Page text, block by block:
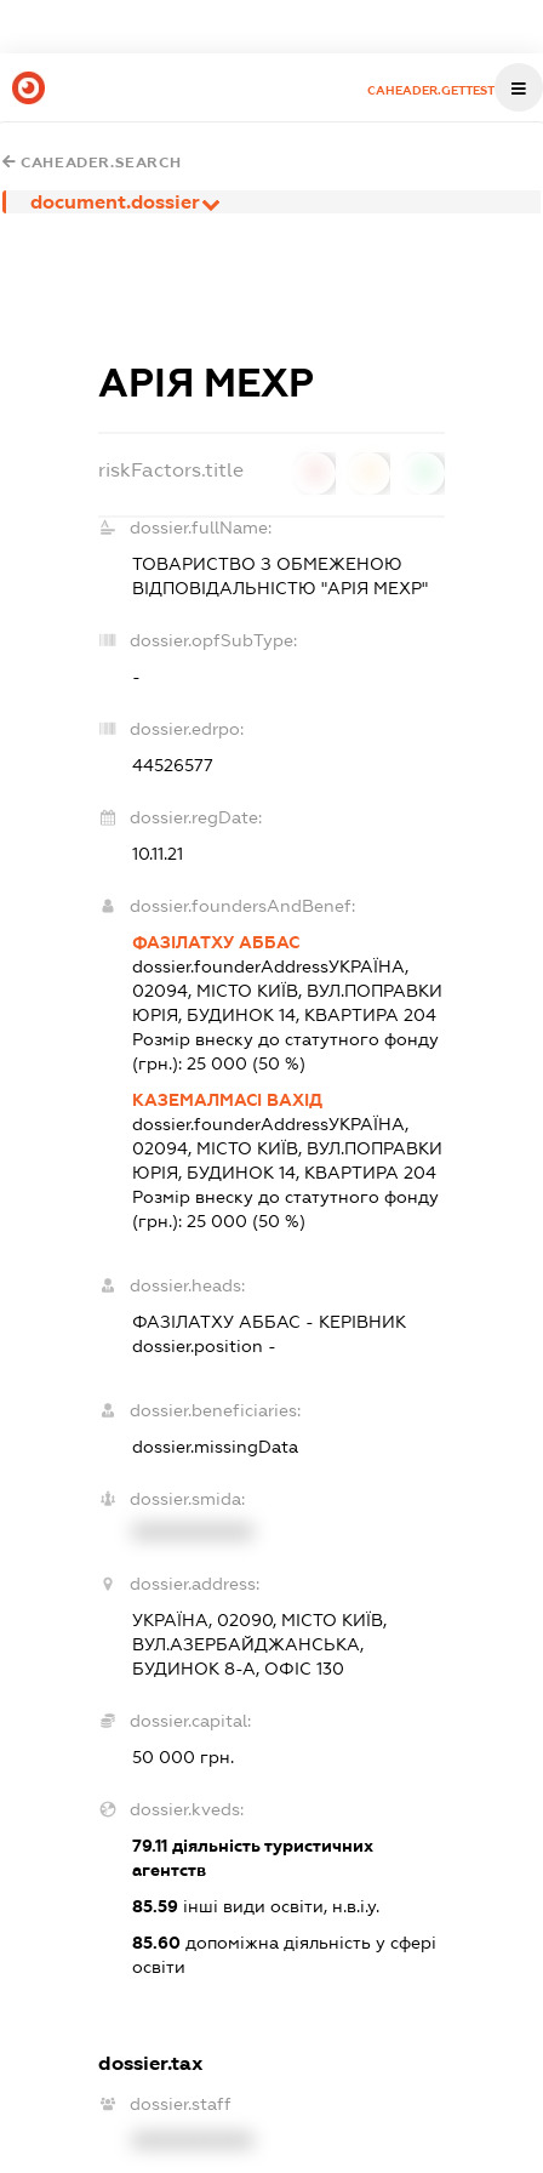
CAHEADER.GETTEST
CAHEADER.SEARCH
document.dossier
АРІЯ МЕХР
riskFactors.title
dossier.fullName:
ТОВАРИСТВО З ОБМЕЖЕНОЮ
ВІДПОВІДАЛЬНІСТЮ "АРІЯ МЕХР"
dossier.opfSubType:
-
dossier.edrpo:
44526577
dossier.regDate:
10.11.21
dossier.foundersAndBenef:
ФАЗІЛАТХУ АББАС
dossier.founderAddressУКРАЇНА,
02094, МІСТО КИЇВ, ВУЛ.ПОПРАВКИ
ЮРІЯ, БУДИНОК 14, КВАРТИРА 204
Розмір внеску до статутного фонду
(грн.): 25 000 (50 %)
КАЗЕМАЛМАСІ ВАХІД
dossier.founderAddressУКРАЇНА,
02094, МІСТО КИЇВ, ВУЛ.ПОПРАВКИ
ЮРІЯ, БУДИНОК 14, КВАРТИРА 204
Розмір внеску до статутного фонду
(грн.): 25 000 (50 %)
dossier.heads:
ФАЗІЛАТХУ АББАС - КЕРІВНИК
dossier.position -
dossier.beneficiaries:
dossier.missingData
dossier.smida:
dossier.address:
УКРАЇНА, 02090, МІСТО КИЇВ,
ВУЛ.АЗЕРБАЙДЖАНСЬКА,
БУДИНОК 8-А, ОФІС 130
dossier.capital:
50 000 грн.
dossier.kveds:
79.11діяльність туристичних
агентств
85.59інші види освіти, н.в.і.у.
85.60допоміжна діяльність у сфері
освіти
dossier.tax
dossier.staff